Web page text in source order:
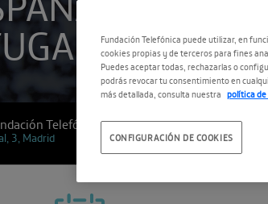
Telefónica
3, Madrid
Fundación Telefónica puede utilizar, en
cookies propias y de terceros para fines
Puedes aceptar todas, rechazarlas o
podrás revocar tu consentimiento en
más detallada, consulta nuestra política
CONFIGURACIÓN DE COOKIES